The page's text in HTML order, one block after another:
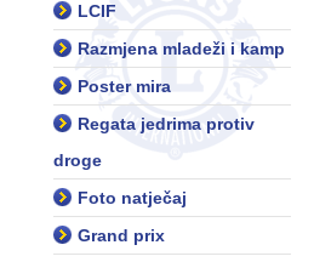
LCIF
Razmjena mladeži i kamp
Poster mira
Regata jedrima protiv
droge
Foto natječaj
Grand prix